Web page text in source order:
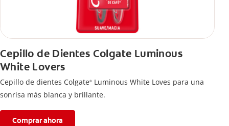
Cepillo de Dientes Colgate Luminous
White Lovers
Cepillo de dientes Colgate® Luminous White Loves para una
sonrisa más blanca y brillante.
Comprar ahora